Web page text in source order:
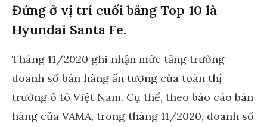
Đứng ở vị trí cuối bảng Top 10 là
Hyundai Santa Fe.
Tháng 11/2020 ghi nhận mức tăng trưởng
doanh số bán hàng ấn tượng của toàn thị
trường ô tô Việt Nam. Cụ thể, theo báo cáo bán
hàng của VAMA, trong tháng 11/2020, doanh số